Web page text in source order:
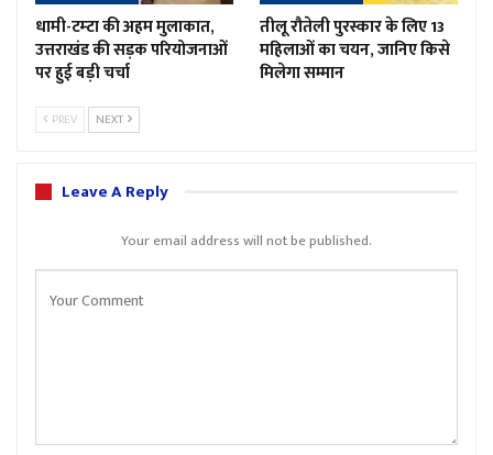
धामी-टम्टा की अहम मुलाकात,
उत्तराखंड की सड़क परियोजनाओं
पर हुई बड़ी चर्चा
तीलू रौतेली पुरस्कार के लिए 13
महिलाओं का चयन, जानिए किसे
मिलेगा सम्मान
PREV NEXT
Leave A Reply
Your email address will not be published.